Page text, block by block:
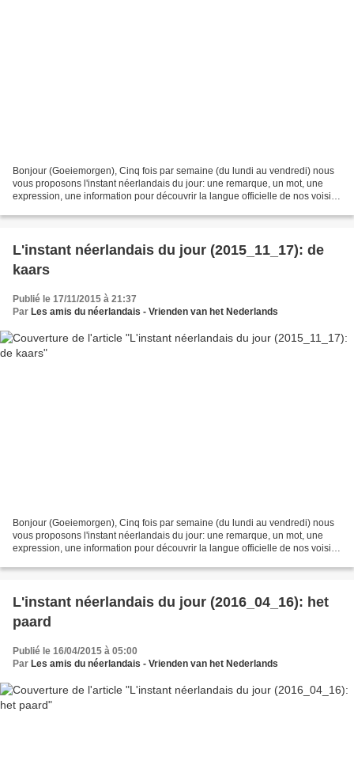
Bonjour (Goeiemorgen), Cinq fois par semaine (du lundi au vendredi) nous
vous proposons l'instant néerlandais du jour: une remarque, un mot, une
expression, une information pour découvrir la langue officielle de nos voisins
L'instant néerlandais du jour (2015_11_17): de
kaars
Publié le 17/11/2015 à 21:37
Par Les amis du néerlandais - Vrienden van het Nederlands
Bonjour (Goeiemorgen), Cinq fois par semaine (du lundi au vendredi) nous
vous proposons l'instant néerlandais du jour: une remarque, un mot, une
expression, une information pour découvrir la langue officielle de nos voisins
L'instant néerlandais du jour (2016_04_16): het
paard
Publié le 16/04/2015 à 05:00
Par Les amis du néerlandais - Vrienden van het Nederlands